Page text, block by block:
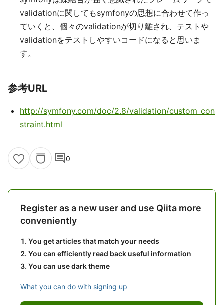
validationに関してもsymfonyの思想に合わせて作っ
ていくと、個々のvalidationが切り離され、テストや
validationをテストしやすいコードになると思いま
す。
参考URL
http://symfony.com/doc/2.8/validation/custom_con
straint.html
comment0
Register as a new user and use Qiita more
conveniently
You get articles that match your needs
You can efficiently read back useful information
You can use dark theme
What you can do with signing up